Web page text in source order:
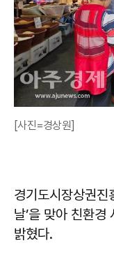
[사진=경상원]
경기도시장상권진
날’을 맞아 친환
밝혔다.